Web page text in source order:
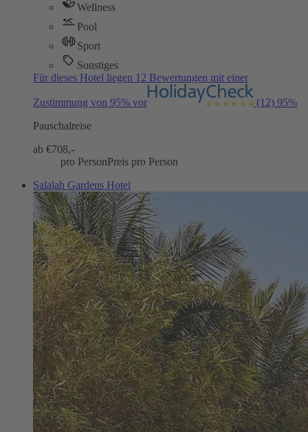
Wellness
Pool
Sport
Sonstiges
Für dieses Hotel liegen 12 Bewertungen mit einer
Zustimmung von 95% vor (12) 95%
Pauschalreise
ab €708,-
pro PersonPreis pro Person
Salalah Gardens Hotel